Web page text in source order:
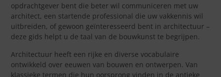
opdrachtgever bent die beter wil communiceren met uw
architect, een startende professional die uw vakkennis wil
uitbreiden, of gewoon geïnteresseerd bent in architectuur –
deze gids helpt u de taal van de bouwkunst te begrijpen.
Architectuur heeft een rijke en diverse vocabulaire
ontwikkeld over eeuwen van bouwen en ontwerpen. Van
klassieke termen die hun oorsprong vinden in de antieke